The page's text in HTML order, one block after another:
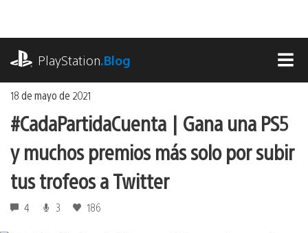
contenido
PlayStation.Blog
18 de mayo de 2021
#CadaPartidaCuenta | Gana una PS5
y muchos premios más solo por subir
tus trofeos a Twitter
4 3 186